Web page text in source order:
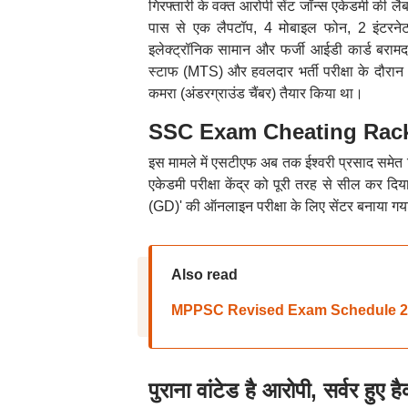
गिरफ्तारी के वक्त आरोपी सेंट जॉन्स एकेडमी
पास से एक लैपटॉप, 4 मोबाइल फोन, 2
इलेक्ट्रॉनिक सामान और फर्जी आईडी कार्ड
स्टाफ (MTS) और हवलदार भर्ती परीक्षा के
कमरा (अंडरग्राउंड चैंबर) तैयार किया था।
SSC Exam Cheating
इस मामले में एसटीएफ अब तक ईश्वरी प्रसाद समेत
एकेडमी परीक्षा केंद्र को पूरी तरह से सील कर
(GD)' की ऑनलाइन परीक्षा के लिए सेंटर बनाया
Also read
MPPSC Revised Exam Schedule
पुराना वांटेड है आरोपी, सर्वर हुए